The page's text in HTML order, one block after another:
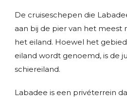
De cruiseschepen die
aan bij de pier van het meest
het eiland. Hoewel het
eiland wordt genoemd, is de
schiereiland.
Labadee is een privéterrein